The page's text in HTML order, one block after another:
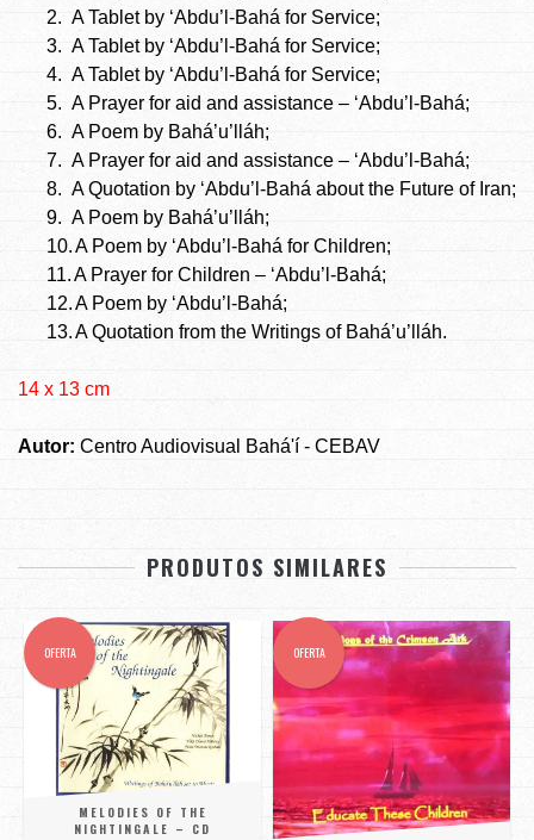
2. A Tablet by ‘Abdu’l-Bahá for Service;
3. A Tablet by ‘Abdu’l-Bahá for Service;
4. A Tablet by ‘Abdu’l-Bahá for Service;
5. A Prayer for aid and assistance – ‘Abdu’l-Bahá;
6. A Poem by Bahá’u’lláh;
7. A Prayer for aid and assistance – ‘Abdu’l-Bahá;
8. A Quotation by ‘Abdu’l-Bahá about the Future of Iran;
9. A Poem by Bahá’u’lláh;
10.A Poem by ‘Abdu’l-Bahá for Children;
11.A Prayer for Children – ‘Abdu’l-Bahá;
12.A Poem by ‘Abdu’l-Bahá;
13.A Quotation from the Writings of Bahá’u’lláh.
14 x 13 cm
Autor: Centro Audiovisual Bahá'í - CEBAV
PRODUTOS SIMILARES
OFERTA
MELODIES OF THE
NIGHTINGALE – CD
OFERTA